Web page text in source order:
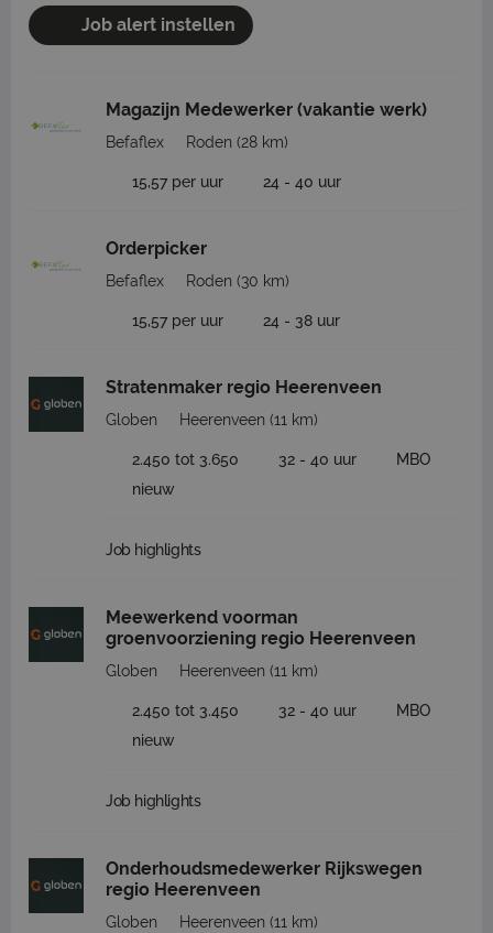
Job alert instellen
Magazijn Medewerker (vakantie werk)
Befaflex Roden (28 km)
15,57 per uur 24 - 40 uur
Orderpicker
Befaflex Roden (30 km)
15,57 per uur 24 - 38 uur
Stratenmaker regio Heerenveen
Globen Heerenveen (11 km)
2.450 tot 3.650 32 - 40 uur
MBO
nieuw
Job highlights
Meewerkend voorman
groenvoorziening regio Heerenveen
Globen Heerenveen (11 km)
2.450 tot 3.450 32 - 40 uur
MBO
nieuw
Job highlights
Onderhoudsmedewerker Rijkswegen
regio Heerenveen
Globen Heerenveen (11 km)